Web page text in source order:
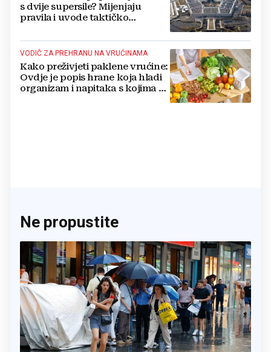
s dvije supersile? Mijenjaju
pravila i uvode taktičko
VODIČ ZA PREHRANU NA VRUĆINAMA
Kako preživjeti paklene vrućine:
Ovdje je popis hrane koja hladi
organizam i napitaka s kojima si
Ne propustite